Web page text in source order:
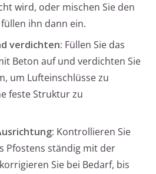
wird, oder mischen Sie den
ihn dann ein.
verdichten: Füllen Sie das
Beton auf und verdichten Sie
um Lufteinschlüsse zu
feste Struktur zu
Kontrollieren Sie
Pfostens ständig mit der
Sie bei Bedarf, bis